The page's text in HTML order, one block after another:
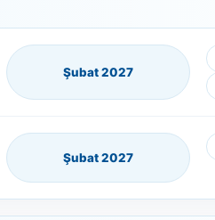
Şubat 2027
Şubat 2027